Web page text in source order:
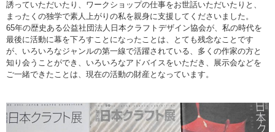
誘っていただいたり、ワークショップの仕事をお世話いただいたりと、
まったくの独学で素人上がりの私を親身に支援してくださいました。
65年の歴史ある公益社団法人日本クラフトデザイン協会が、私の時代を
最後に活動に幕を下ろすことになったことは、とても残念なことです
が、いろいろなジャンルの第一線で活躍されている、多くの作家の方と
知り会うことができ、いろいろなアドバイスをいただき、展示会などを
ご一緒できたことは、現在の活動の財産となっています。